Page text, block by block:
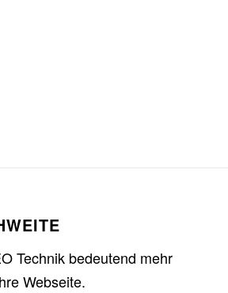
Technik bedeutend mehr
Webseite.